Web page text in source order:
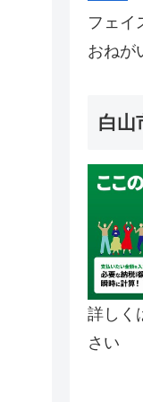
フェイ
おねが
白山
詳しく
さい